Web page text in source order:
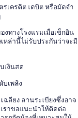
เครดิต เดบิต หรือมัดจำ
ทางโรงแรมเมื่อเช็กอิน
หล่านี้ไม่รับประกันว่าจะมี
เงินสด
เพลิง
ฉลียง ลานระเบียงซึ่งอาจ
ราขอแนะนำให้ติดต่อ